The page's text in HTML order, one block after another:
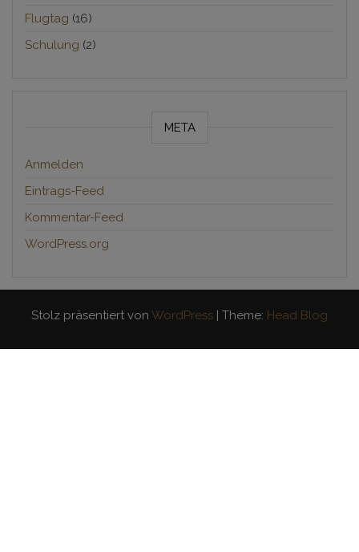
Flugtag (16)
Schulung (2)
META
Anmelden
Eintrags-Feed
Kommentar-Feed
WordPress.org
Stolz präsentiert von WordPress | Theme: Head Blog